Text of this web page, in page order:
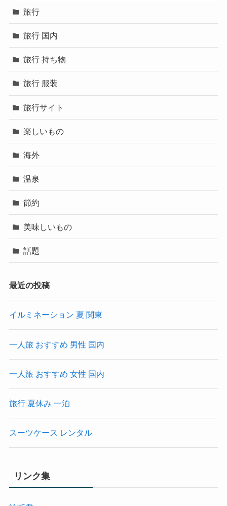
旅行
旅行 国内
旅行 持ち物
旅行 服装
旅行サイト
楽しいもの
海外
温泉
節約
美味しいもの
話題
最近の投稿
イルミネーション 夏 関東
一人旅 おすすめ 男性 国内
一人旅 おすすめ 女性 国内
旅行 夏休み 一泊
スーツケース レンタル
リンク集